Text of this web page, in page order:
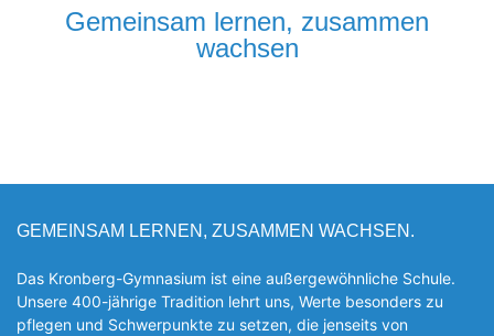
Gemeinsam lernen, zusammen
wachsen
GEMEINSAM LERNEN, ZUSAMMEN WACHSEN.
Das Kronberg-Gymnasium ist eine außergewöhnliche Schule.
Unsere 400-jährige Tradition lehrt uns, Werte besonders zu
pflegen und Schwerpunkte zu setzen, die jen­seits von